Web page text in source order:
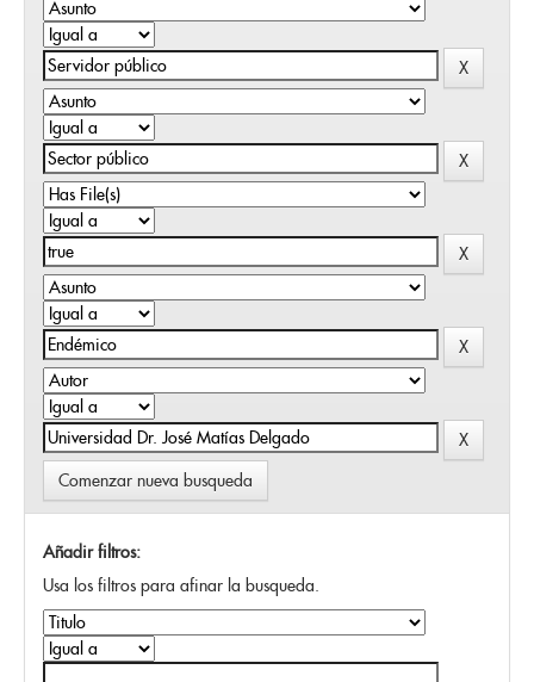
Comenzar nueva busqueda
Añadir filtros:
Usa los filtros para afinar la busqueda.